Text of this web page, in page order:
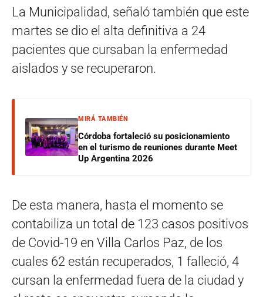
La Municipalidad, señaló también que este
martes se dio el alta definitiva a 24
pacientes que cursaban la enfermedad
aislados y se recuperaron.
MIRÁ TAMBIÉN
Córdoba fortaleció su posicionamiento
en el turismo de reuniones durante Meet
Up Argentina 2026
De esta manera, hasta el momento se
contabiliza un total de 123 casos positivos
de Covid-19 en Villa Carlos Paz, de los
cuales 62 están recuperados, 1 falleció, 4
cursan la enfermedad fuera de la ciudad y